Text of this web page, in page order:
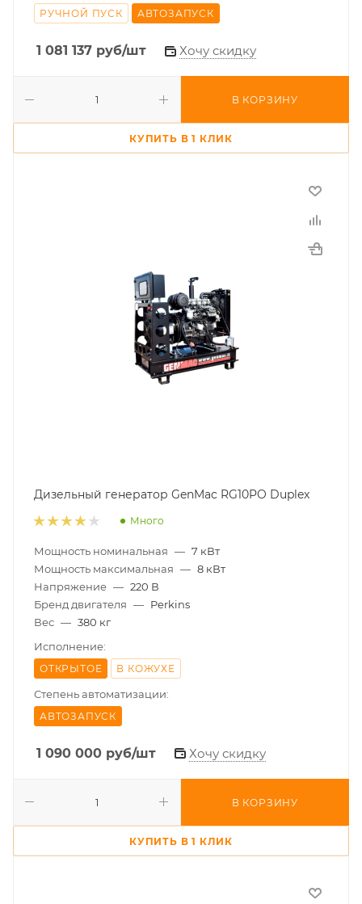
РУЧНОЙ ПУСК АВТОЗАПУСК
1 081 137 руб/шт Хочу скидку
В КОРЗИНУ
КУПИТЬ В 1 КЛИК
Дизельный генератор GenMac RG10PO Duplex
Много
Мощность номинальная — 7 кВт
Мощность максимальная — 8 кВт
Напряжение — 220 В
Бренд двигателя — Perkins
Вес — 380 кг
Исполнение:
ОТКРЫТОЕ В КОЖУХЕ
Степень автоматизации:
АВТОЗАПУСК
1 090 000 руб/шт Хочу скидку
В КОРЗИНУ
КУПИТЬ В 1 КЛИК